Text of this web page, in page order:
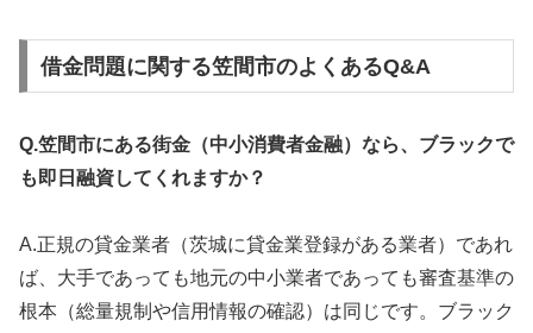
借金問題に関する笠間市のよくあるQ&A
Q.笠間市にある街金（中小消費者金融）なら、ブラックで
も即日融資してくれますか？
A.正規の貸金業者（茨城に貸金業登録がある業者）であれ
ば、大手であっても地元の中小業者であっても審査基準の
根本（総量規制や信用情報の確認）は同じです。ブラック